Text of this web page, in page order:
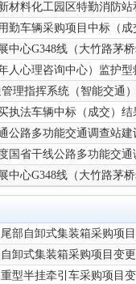
材料化工园区特勤消防
勤车辆采购项目中标（
中心G348线（大竹路茅
人心理咨询中心）监护
理指挥系统（智能交通
执法车辆中标（成交）结
公路多功能交通调查站
国省干线公路多功能交
中心G348线（大竹路茅
部自卸式集装箱采购项
卸式集装箱采购项目变
型半挂牵引车采购项目